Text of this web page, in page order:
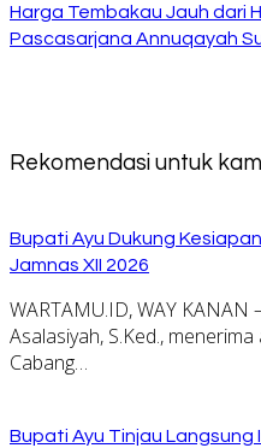
Harga Tembakau Jauh dari
Pascasarjana Annuqayah
Rekomendasi untuk
Bupati Ayu Dukung
Jamnas XII 2026
WARTAMU.ID, WAY KANAN
Asalasiyah, S.Ked.,
Cabang…
Bupati Ayu Tinjau Langsung